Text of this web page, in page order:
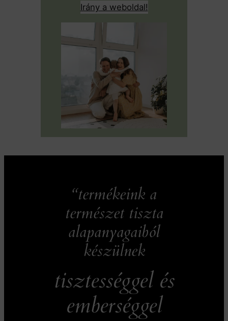
Irány a weboldal!
“termékeink a
természet tiszta
alapanyagaiból
készülnek
tisztességgel és
emberséggel